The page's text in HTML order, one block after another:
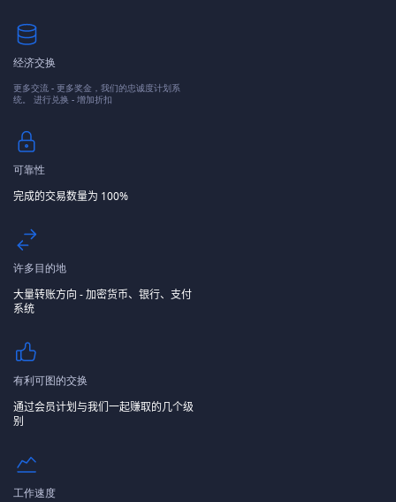
经济交换
更多交流 - 更多奖金，我们的忠诚度计划系
统。 进行兑换 - 增加折扣
可靠性
完成的交易数量为 100%
许多目的地
大量转账方向 - 加密货币、银行、支付
系统
有利可图的交换
通过会员计划与我们一起赚取的几个级
别
工作速度